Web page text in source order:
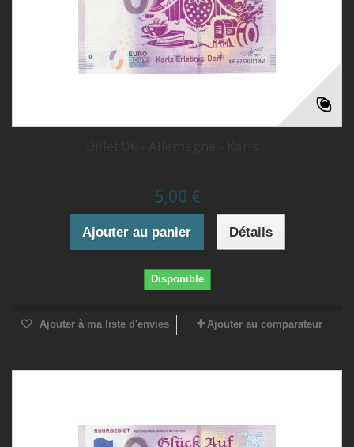
5,00 €
Ajouter au panier Détails
Disponible
Ajouter à ma liste d'envies Ajouter au comparateur